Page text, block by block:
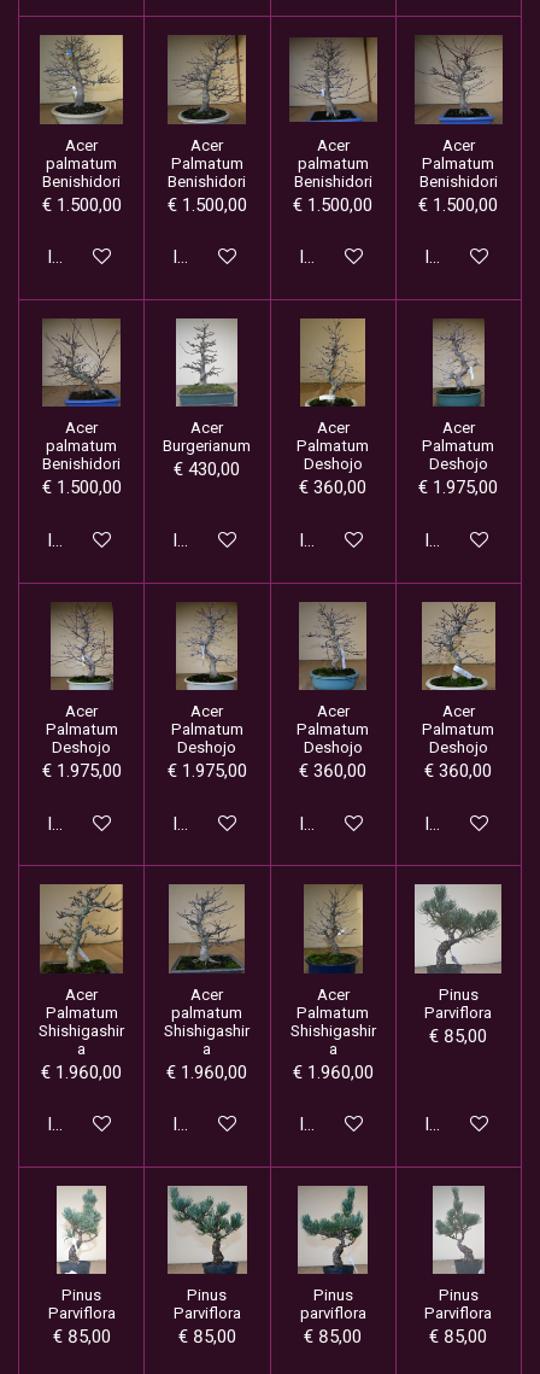
Acer
palmatum
Benishidori
€ 1.500,00
In winkelwagen
Acer
Palmatum
Benishidori
€ 1.500,00
In winkelwagen
Acer
palmatum
Benishidori
€ 1.500,00
In winkelwagen
Acer
Palmatum
Benishidori
€ 1.500,00
In
Acer
palmatum
Benishidori
€ 1.500,00
In winkelwagen
Acer
Burgerianum
€ 430,00
In winkelwagen
Acer
Palmatum
Deshojo
€ 360,00
In winkelwagen
Acer
Palmatum
Deshojo
€ 1.975,00
In
Acer
Palmatum
Deshojo
€ 1.975,00
In winkelwagen
Acer
Palmatum
Deshojo
€ 1.975,00
In winkelwagen
Acer
Palmatum
Deshojo
€ 360,00
In winkelwagen
Acer
Palmatum
Deshojo
€ 360,00
In
Acer
Palmatum
Shishigashir
a
€ 1.960,00
In winkelwagen
Acer
palmatum
Shishigashir
a
€ 1.960,00
In winkelwagen
Acer
Palmatum
Shishigashir
a
€ 1.960,00
In winkelwagen
Pinus
Parviflora
€ 85,00
In
Pinus
Parviflora
€ 85,00
Pinus
Parviflora
€ 85,00
Pinus
parviflora
€ 85,00
Pinus
Parviflora
€ 85,00